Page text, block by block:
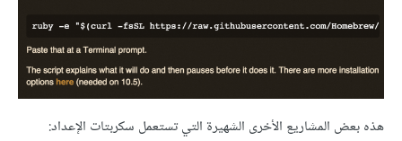
هذه بعض المشاريع الأخرى الشهيرة التي تستعمل سكربتات الإعداد: